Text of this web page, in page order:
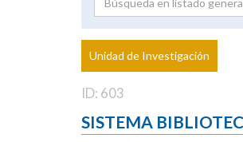
Proyecto
Unidad de Investigación
ID: 603
SISTEMA